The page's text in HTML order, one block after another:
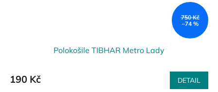
750 Kč
–74 %
Polokošile TIBHAR Metro Lady
190 Kč DETAIL